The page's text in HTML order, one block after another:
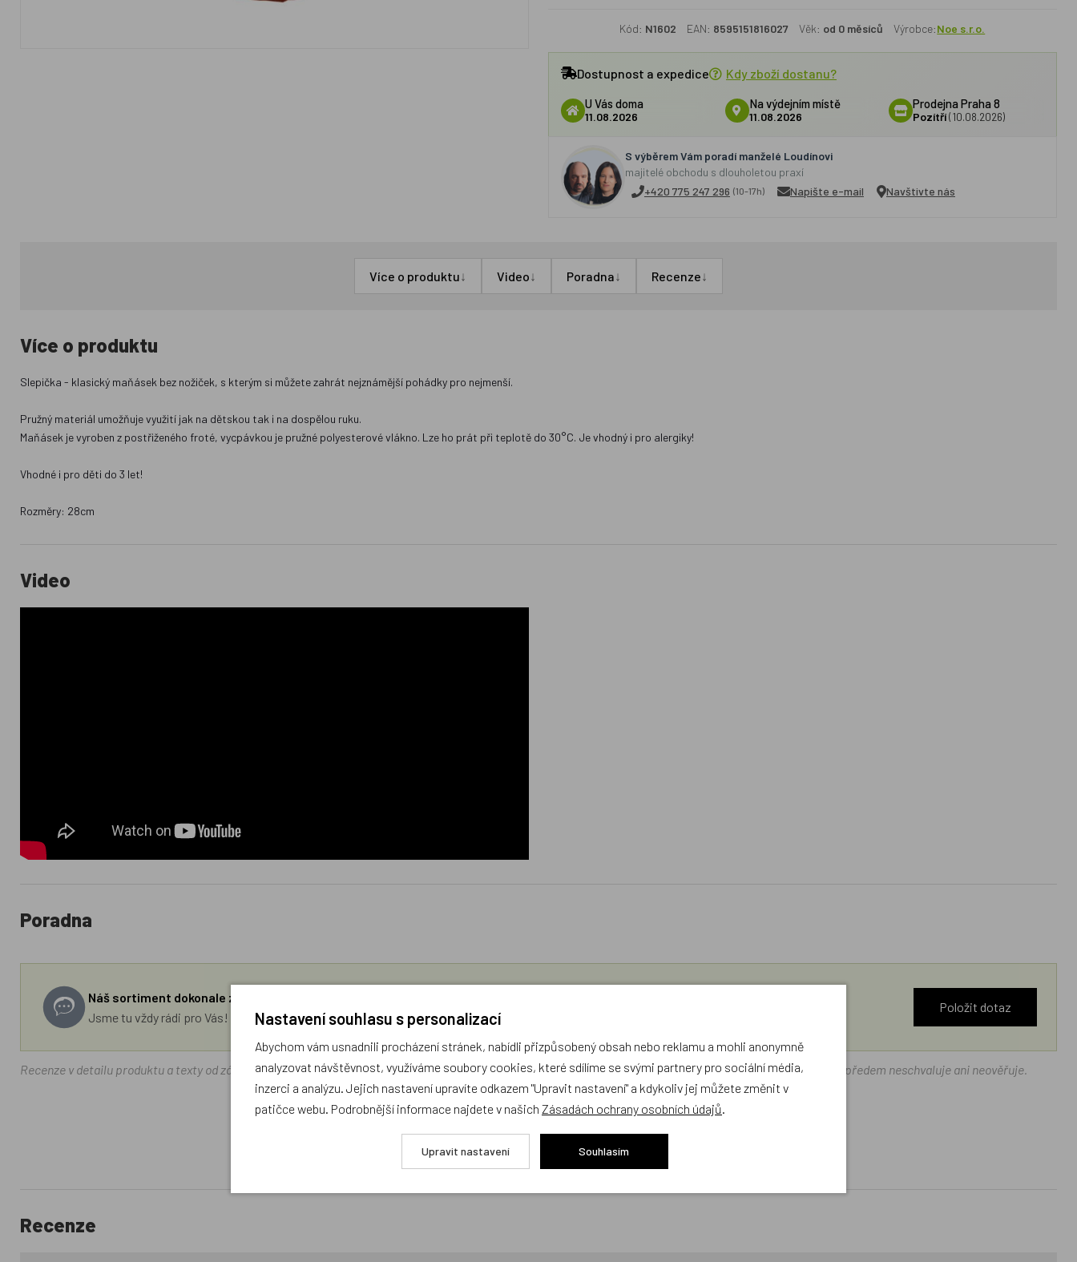
Kód: N1602 EAN: 8595151816027 Věk: od 0 měsíců Výrobce:Noe s.r.o.
Dostupnost a expedice Kdy zboží dostanu?
U Vás doma
11.08.2026
Na výdejním místě
11.08.2026
Prodejna Praha 8
Pozítří(10.08.2026)
S výběrem Vám poradí manželé Loudínovi
majitelé obchodu s dlouholetou praxí
+420 775 247 296 (10-17h) Napište e-mail Navštivte nás
Více o produktu↓ Video↓ Poradna↓ Recenze↓
Více o produktu
Slepička - klasický maňásek bez nožiček, s kterým si můžete zahrát nejznámější pohádky pro nejmenší.
Pružný materiál umožňuje využití jak na dětskou tak i na dospělou ruku.
Maňásek je vyroben z postřiženého froté, vycpávkou je pružné polyesterové vlákno. Lze ho prát při teplotě do 30°C. Je vhodný i pro alergiky!
Vhodné i pro děti do 3 let!
Rozměry: 28cm
Video
Poradna
Náš sortiment dokonale známe a rádi Vám poradíme s výběrem (Po–Pá, 10–17 hod).
Jsme tu vždy rádi pro Vás! Váš rodinný obchod Dráček.cz
Položit dotaz
Recenze v detailu produktu a texty od zákazníků v poradně odrážejí výhradně názory a stanoviska zákazníků. Provozovatel e-shopu Dráček.cz texty zákazníků předem neschvaluje ani neověřuje.
Recenze
Nastavení souhlasu s personalizací
Abychom vám usnadnili procházení stránek, nabídli přizpůsobený obsah nebo reklamu a mohli anonymně
analyzovat návštěvnost, využíváme soubory cookies, které sdílíme se svými partnery pro sociální média,
inzerci a analýzu. Jejich nastavení upravíte odkazem "Upravit nastavení" a kdykoliv jej můžete změnit v
patičce webu. Podrobnější informace najdete v našich Zásadách ochrany osobních údajů
Upravit nastavení Souhlasím